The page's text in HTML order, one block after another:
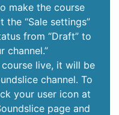
make the course
the “Sale settings”
from “Draft” to
channel.”
course live, it will be
channel. To
your user icon at
page and